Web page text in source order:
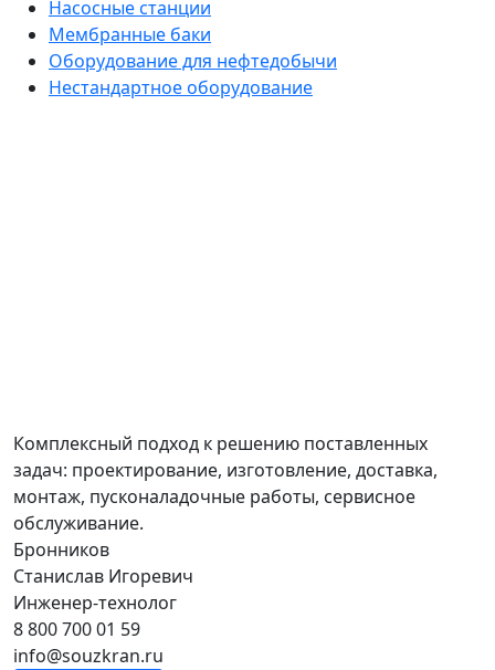
Насосные станции
Мембранные баки
Оборудование для нефтедобычи
Нестандартное оборудование
Комплексный подход к решению поставленных
задач: проектирование, изготовление, доставка,
монтаж, пусконаладочные работы, сервисное
обслуживание.
Бронников
Станислав Игоревич
Инженер-технолог
8 800 700 01 59
info@souzkran.ru